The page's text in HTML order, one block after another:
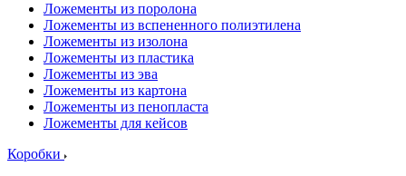
Ложементы из поролона
Ложементы из вспененного полиэтилена
Ложементы из изолона
Ложементы из пластика
Ложементы из эва
Ложементы из картона
Ложементы из пенопласта
Ложементы для кейсов
Коробки